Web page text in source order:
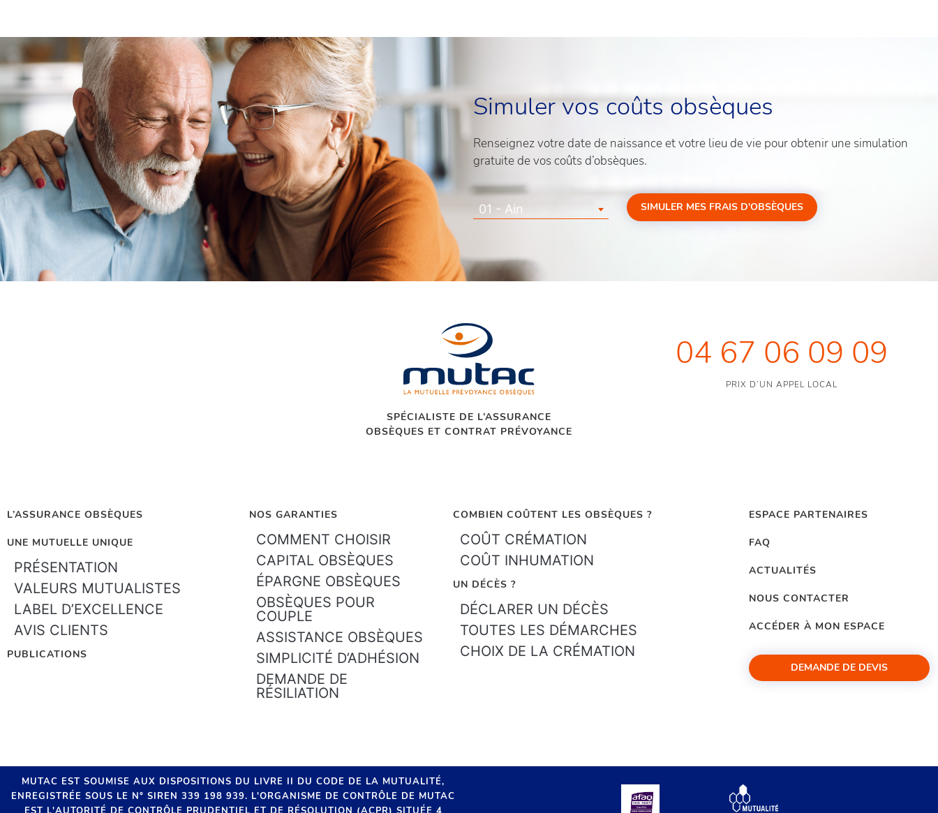
Simuler vos coûts obsèques
Renseignez votre date de naissance et votre lieu de vie pour obtenir une simulation
gratuite de vos coûts d’obsèques.
01 - Ain SIMULER MES FRAIS D'OBSÈQUES
SPÉCIALISTE DE L’ASSURANCE
OBSÈQUES ET CONTRAT PRÉVOYANCE
04 67 06 09 09
PRIX D’UN APPEL LOCAL
L’ASSURANCE OBSÈQUES
UNE MUTUELLE UNIQUE
PRÉSENTATION
VALEURS MUTUALISTES
LABEL D’EXCELLENCE
AVIS CLIENTS
PUBLICATIONS
NOS GARANTIES
COMMENT CHOISIR
CAPITAL OBSÈQUES
ÉPARGNE OBSÈQUES
OBSÈQUES POUR
COUPLE
ASSISTANCE OBSÈQUES
SIMPLICITÉ D’ADHÉSION
DEMANDE DE
RÉSILIATION
COMBIEN COÛTENT LES OBSÈQUES ?
COÛT CRÉMATION
COÛT INHUMATION
UN DÉCÈS ?
DÉCLARER UN DÉCÈS
TOUTES LES DÉMARCHES
CHOIX DE LA CRÉMATION
ESPACE PARTENAIRES
FAQ
ACTUALITÉS
NOUS CONTACTER
ACCÉDER À MON ESPACE
DEMANDE DE DEVIS
MUTAC EST SOUMISE AUX DISPOSITIONS DU LIVRE II DU CODE DE LA MUTUALITÉ,
ENREGISTRÉE SOUS LE N° SIREN 339 198 939. L'ORGANISME DE CONTRÔLE DE MUTAC